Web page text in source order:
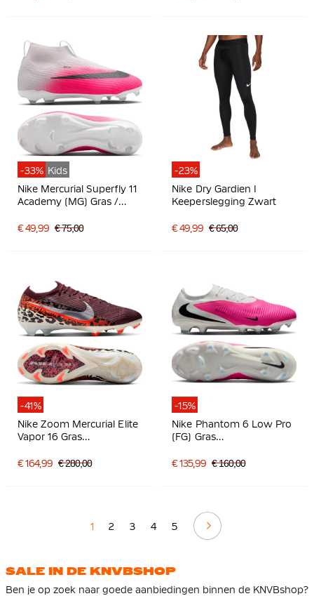
-33% Kids
Nike Mercurial Superfly 11
Academy (MG) Gras /
Voetbalschoenen Kids
€ 49,99 € 75,00
-23%
Nike Dry Gardien I
Keeperslegging Zwart
€ 49,99 € 65,00
-41%
Nike Zoom Mercurial Elite
Vapor 16 Gras
Bordeauxrood Zilver
€ 164,99 € 280,00
-15%
Nike Phantom 6 Low Pro
(FG) Gras
Felroze Zwart
€ 135,99 € 160,00
1 2 3 4 5 Volgende
SALE IN DE KNVBSHOP
Ben je op zoek naar goede aanbiedingen binnen de KNVBshop?